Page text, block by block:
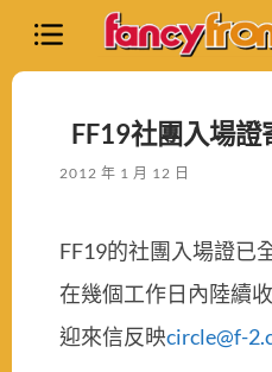
FF19社團入場證
2012 年 1 月 12 日
FF19的社團入場證已
在幾個工作日內陸續
迎來信反映circle@f-